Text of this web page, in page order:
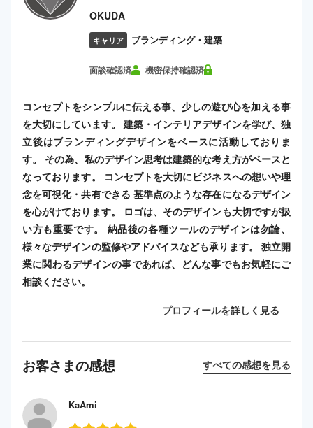
OKUDA
キャリア ブランディング・建築
面談確認済 機密保持確認済
コンセプトをシンプルに伝える事、少しの遊び心を加える事
を大切にしています。 建築・インテリアデザインを学び、独
立後はブランディングデザインをベースに活動しておりま
す。 その為、私のデザイン思考は建築的な考え方がベースと
なっております。 コンセプトを大切にビジネスへの想いや理
念を可視化・共有できる 基準点のような存在になるデザイン
を心がけております。 ロゴは、そのデザインも大切ですが扱
い方も重要です。 納品後の各種ツールのデザインは勿論、
様々なデザインの監修やアドバイスなども承ります。 独立開
業に関わるデザインの事であれば、どんな事でもお気軽にご
相談ください。
プロフィールを詳しく見る
お客さまの感想 すべての感想を見る
KaAmi